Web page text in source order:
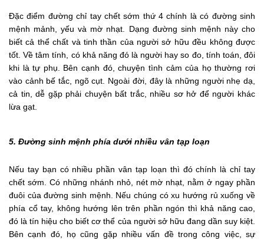
Đặc điểm đường chỉ tay chết sớm thứ 4 chính là có đường sinh
mệnh mảnh, yếu và mờ nhạt. Dạng đường sinh mệnh này cho
biết cả thể chất và tinh thần của người sở hữu đều không được
tốt. Về tâm tính, có khả năng đó là người hay so đo, tính toán, đôi
khi là tự phụ. Bên cạnh đó, chuyện tình cảm của họ thường rơi
vào cảnh bế tắc, ngõ cụt. Ngoài đời, đây là những người nhẹ dạ,
cả tin, dễ gặp phải chuyện bất trắc, nhiều sơ hở để người khác
lừa gạt.
5. Đường sinh mệnh phía dưới nhiều vân tạp loạn
Nếu tay bạn có nhiều phần vân tạp loạn thì đó chính là chỉ tay
chết sớm. Có những nhánh nhỏ, nét mờ nhạt, nằm ở ngay phần
đuôi của đường sinh mệnh. Nếu chúng có xu hướng rủ xuống về
phía cổ tay, không hướng lên trên phần ngón thì khả năng cao,
đó là tín hiệu cho biết cơ thể của người sở hữu đang dần suy kiệt.
Bên cạnh đó, họ cũng gặp nhiều vấn đề trong công việc, sự